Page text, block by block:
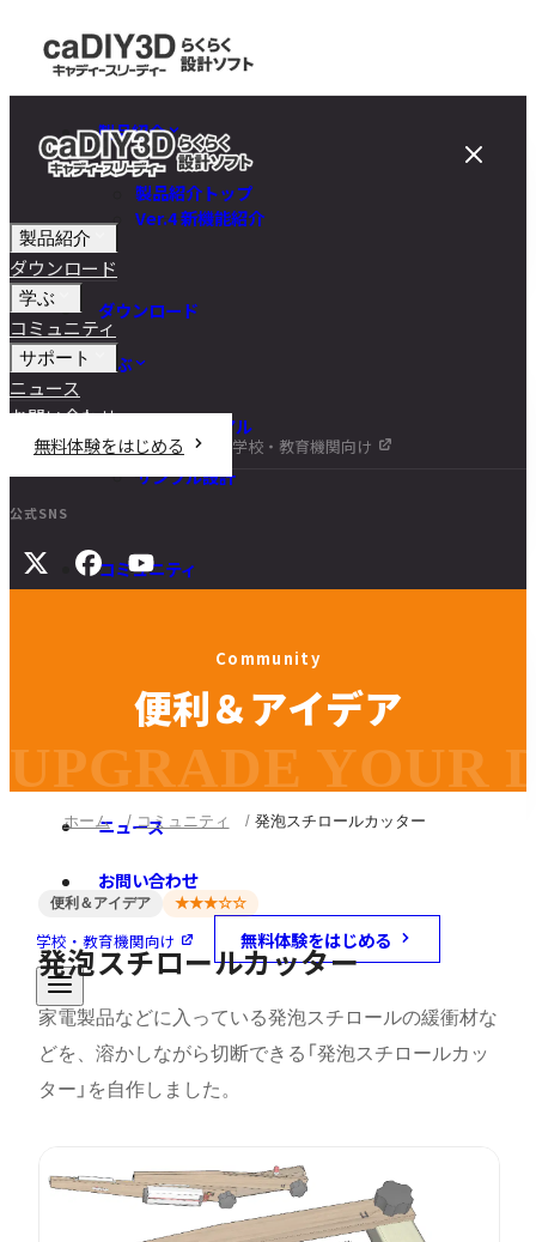
製品紹介
製品紹介トップ
Ver.4 新機能紹介
ダウンロード
学ぶ
チュートリアル
DIY講座
サンプル設計
コミュニティ
よくある質問
マニュアル
旧バージョンダウンロード
ニュース
お問い合わせ
学校・教育機関向け 無料体験をはじめる
製品紹介
ダウンロード
学ぶ
コミュニティ
サポート
ニュース
お問い合わせ
無料体験をはじめる
学校・教育機関向け
公式SNS
Co mmu nity
便利＆アイデア
UPGRADE YOUR
ホーム コミュニティ 発泡スチロールカッター
便利＆アイデア ★★★☆☆
発泡スチロールカッター
家電製品などに入っている発泡スチロールの緩衝材な
どを、溶かしながら切断できる「発泡スチロールカッ
ター」を自作しました。